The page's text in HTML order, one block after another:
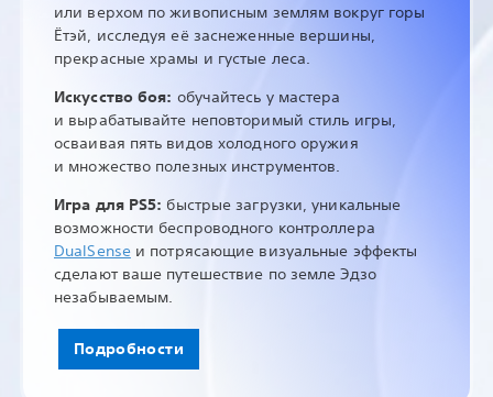
или верхом по живописным землям вокруг горы
Ётэй, исследуя её заснеженные вершины,
прекрасные храмы и густые леса.
Искусство боя: обучайтесь у мастера
и вырабатывайте неповторимый стиль игры,
осваивая пять видов холодного оружия
и множество полезных инструментов.
Игра для PS5: быстрые загрузки, уникальные
возможности беспроводного контроллера
DualSenseи потрясающие визуальные эффекты
сделают ваше путешествие по земле Эдзо
незабываемым.
Подробности